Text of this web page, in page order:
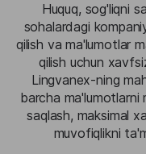
Huquq, sog'liqni
sohalardagi
qilish va ma'lumotlar
qilish uchun
Lingvanex-ning
barcha ma'lumotlarni
saqlash, maksimal
muvofiqlikni